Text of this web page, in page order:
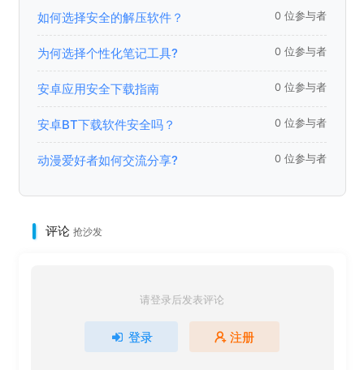
如何选择安全的解压软件？ 0 位参与者
为何选择个性化笔记工具? 0 位参与者
安卓应用安全下载指南 0 位参与者
安卓BT下载软件安全吗？ 0 位参与者
动漫爱好者如何交流分享? 0 位参与者
评论 抢沙发
请登录后发表评论
登录 注册